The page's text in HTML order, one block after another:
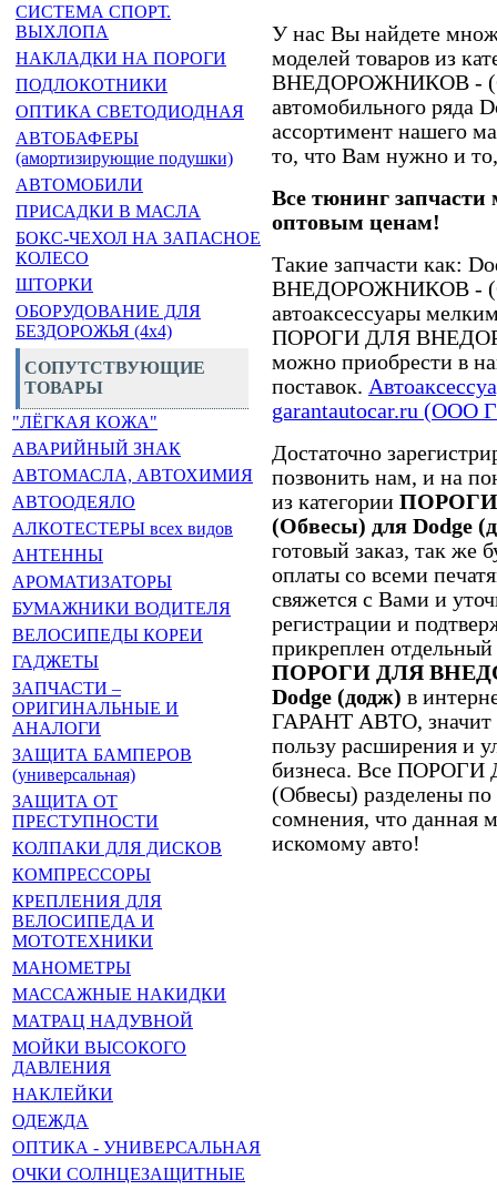
СИСТЕМА СПОРТ.
ВЫХЛОПА
НАКЛАДКИ НА ПОРОГИ
ПОДЛОКОТНИКИ
ОПТИКА СВЕТОДИОДНАЯ
АВТОБАФЕРЫ
(амортизирующие подушки)
АВТОМОБИЛИ
ПРИСАДКИ В МАСЛА
БОКС-ЧЕХОЛ НА ЗАПАСНОЕ
КОЛЕСО
ШТОРКИ
ОБОРУДОВАНИЕ ДЛЯ
БЕЗДОРОЖЬЯ (4x4)
СОПУТСТВУЮЩИЕ
ТОВАРЫ
"ЛЁГКАЯ КОЖА"
АВАРИЙНЫЙ ЗНАК
АВТОМАСЛА, АВТОХИМИЯ
АВТООДЕЯЛО
АЛКОТЕСТЕРЫ всех видов
АНТЕННЫ
АРОМАТИЗАТОРЫ
БУМАЖНИКИ ВОДИТЕЛЯ
ВЕЛОСИПЕДЫ КОРЕИ
ГАДЖЕТЫ
ЗАПЧАСТИ –
ОРИГИНАЛЬНЫЕ И
АНАЛОГИ
ЗАЩИТА БАМПЕРОВ
(универсальная)
ЗАЩИТА ОТ
ПРЕСТУПНОСТИ
КОЛПАКИ ДЛЯ ДИСКОВ
КОМПРЕССОРЫ
КРЕПЛЕНИЯ ДЛЯ
ВЕЛОСИПЕДА И
МОТОТЕХНИКИ
МАНОМЕТРЫ
МАССАЖНЫЕ НАКИДКИ
МАТРАЦ НАДУВНОЙ
МОЙКИ ВЫСОКОГО
ДАВЛЕНИЯ
НАКЛЕЙКИ
ОДЕЖДА
ОПТИКА - УНИВЕРСАЛЬНАЯ
ОЧКИ СОЛНЦЕЗАЩИТНЫЕ
У нас Вы найдете
моделей товаров из
ВНЕДОРОЖНИКОВ -
автомобильного ряда
ассортимент нашего
то, что Вам нужно и
Все тюнинг
оптовым ценам!
Такие запчасти как:
ВНЕДОРОЖНИКОВ -
автоаксессуары
ПОРОГИ ДЛЯ
можно приобрести в
поставок.
garantautocar.ru (ООО
Достаточно
позвонить нам, и на
из категории
(Обвесы) для Dodge
готовый заказ, так же
оплаты со всеми
свяжется с Вами и
регистрации и
прикреплен
ПОРОГИ ДЛЯ
Dodge (додж) в
ГАРАНТ АВТО, значит
пользу расширения и
бизнеса. Все
(Обвесы) разделены по
сомнения, что данная
искомому авто!